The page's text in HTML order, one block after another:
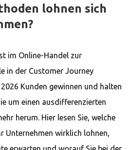
lohnen sich
im Online-Handel zur
in der Customer Journey
Kunden gewinnen und halten
um einen ausdifferenzierten
herum. Hier lesen Sie, welche
Unternehmen wirklich lohnen,